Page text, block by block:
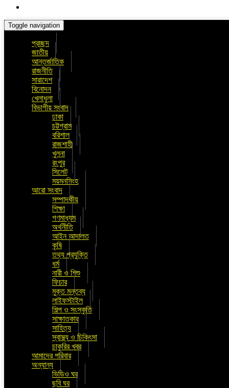
Toggle navigation
প্রচ্ছদ
জাতীয়
আন্তর্জাতিক
রাজনীতি
সারাদেশ
বিনোদন
খেলাধুলা
বিভাগীয় সংবাদ
ঢাকা
চট্টগ্রাম
বরিশাল
রাজশাহী
খুলনা
রংপুর
সিলেট
ময়মনসিংহ
আরো সংবাদ
সম্পাদকীয়
শিক্ষা
গণমাধ্যম
অর্থনীতি
আইন আদালত
কৃষি
তথ্য প্রযুক্তি
ধর্ম
নারী ও শিশু
ফিচার
মুক্ত মন্তব্য
লাইফস্টাইল
শিল্প ও সংস্কৃতি
সাক্ষাতকার
সাহিত্য
স্বাস্থ্য ও চিকিৎসা
চাকুরির খবর
আমাদের পরিবার
অন্যান্য
ভিডিও ঘর
ছবি ঘর